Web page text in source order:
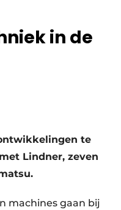
in de
te
Lindner, zeven
machines gaan bij